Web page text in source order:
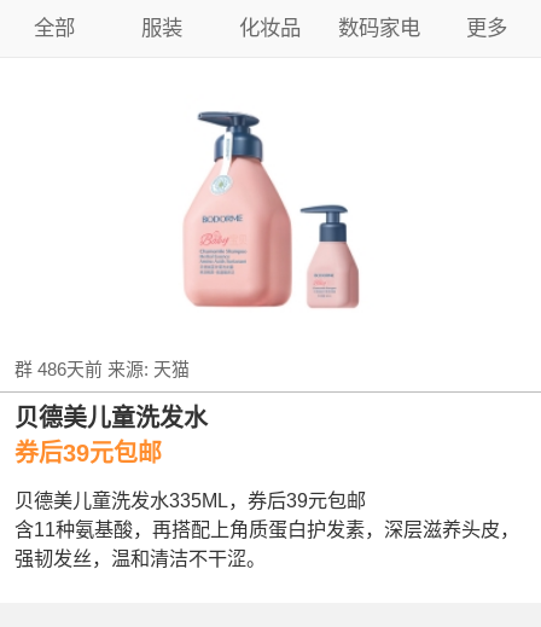
全部 服装 化妆品 数码家电 更多
群 486天前来源: 天猫
贝德美儿童洗发水
券后39元包邮
贝德美儿童洗发水335ML，券后39元包邮
含11种氨基酸，再搭配上角质蛋白护发素，深层滋养头皮，
强韧发丝，温和清洁不干涩。